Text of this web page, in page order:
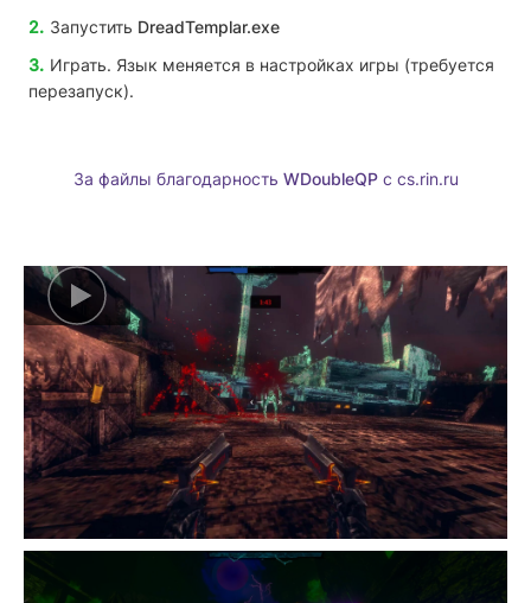
Запустить DreadTemplar.exe
Играть. Язык меняется в настройках игры (требуется
перезапуск).
За файлы благодарность WDoubleQPc cs.rin.ru